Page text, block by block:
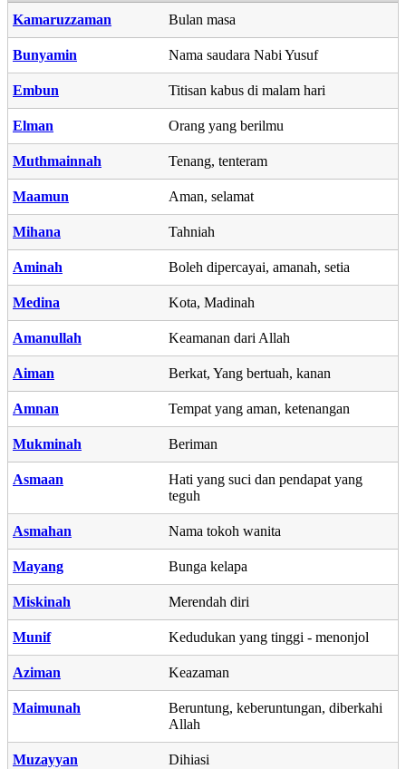
Kamaruzzaman Bulan masa
Bunyamin Nama saudara Nabi Yusuf
Embun Titisan kabus di malam hari
Elman Orang yang berilmu
Muthmainnah Tenang, tenteram
Maamun Aman, selamat
Mihana Tahniah
Aminah Boleh dipercayai, amanah, setia
Medina Kota, Madinah
Amanullah Keamanan dari Allah
Aiman Berkat, Yang bertuah, kanan
Amnan Tempat yang aman, ketenangan
Mukminah Beriman
Asmaan
Hati yang suci dan pendapat yang
teguh
Asmahan Nama tokoh wanita
Mayang Bunga kelapa
Miskinah Merendah diri
Munif Kedudukan yang tinggi - menonjol
Aziman Keazaman
Maimunah
Beruntung, keberuntungan, diberkahi
Allah
Muzayyan Dihiasi